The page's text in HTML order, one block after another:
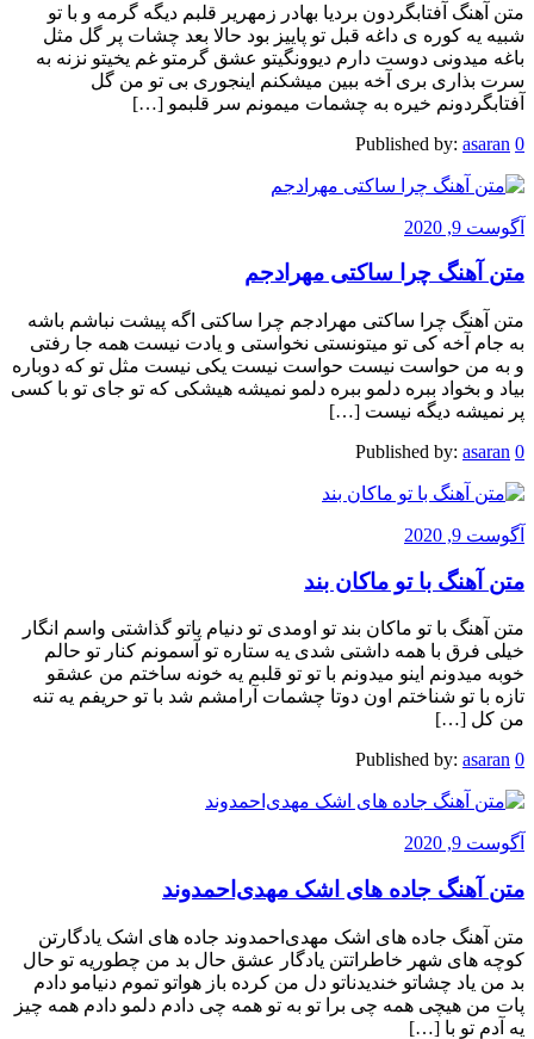
متن آهنگ آفتابگردون بردیا بهادر زمهریر قلبم دیگه گرمه و با تو
شبیه یه کوره ی داغه قبل تو پاییز بود حالا بعد چشات پر گل مثل
باغه میدونی دوست دارم دیوونگیتو عشق گرمتو غم یخیتو نزنه به
سرت بذاری بری آخه ببین میشکنم اینجوری بی تو من گل
آفتابگردونم خیره به چشمات میمونم سر قلبمو […]
Published by: asaran 0
آگوست 9, 2020
متن آهنگ چرا ساکتی مهرادجم
متن آهنگ چرا ساکتی مهرادجم چرا ساکتی اگه پیشت نباشم باشه
به جام آخه کی تو میتونستی نخواستی و یادت نیست همه جا رفتی
و به من حواست نیست حواست نیست یکی نیست مثل تو که دوباره
بیاد و بخواد ببره دلمو ببره دلمو نمیشه هیشکی که تو جای تو با کسی
پر نمیشه دیگه نیست […]
Published by: asaran 0
آگوست 9, 2020
متن آهنگ با تو ماکان بند
متن آهنگ با تو ماکان بند تو اومدی تو دنیام پاتو گذاشتی واسم انگار
خیلی فرق با همه داشتی شدی یه ستاره تو آسمونم کنار تو حالم
خوبه میدونم اینو میدونم با تو تو قلبم یه خونه ساختم من عشقو
تازه با تو شناختم اون دوتا چشمات آرامشم شد با تو حریفم یه تنه
من کل […]
Published by: asaran 0
آگوست 9, 2020
متن آهنگ جاده های اشک مهدی‌احمدوند
متن آهنگ جاده های اشک مهدی‌احمدوند جاده های اشک یادگارتن
کوچه های شهر خاطراتتن یادگار عشق حال بد من چطوریه تو حال
بد من یاد چشاتو خندیدناتو دل من کرده باز هواتو تموم دنیامو دادم
پات من هیچی همه چی برا تو به تو همه چی دادم دلمو دادم همه چیز
یه آدم تو با […]